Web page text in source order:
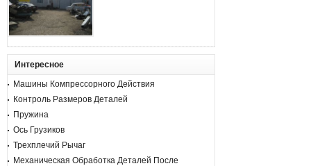
Интересное
Машины Компрессорного Действия
Контроль Размеров Деталей
Пружина
Ось Грузиков
Трехплечий Рычаг
Механическая Обработка Деталей После